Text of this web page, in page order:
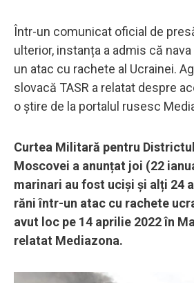
Într-un comunicat oficial de
ulterior, instanța a admis că
un atac cu rachete al Ucrainei.
slovacă TASR a relatat despre
o știre de la portalul rusesc
Curtea Militară pentru
Moscovei a anunțat joi (22
marinari au fost uciși și alți 24
răni într-un atac cu rachete
avut loc pe 14 aprilie 2022 în
relatat Mediazona.